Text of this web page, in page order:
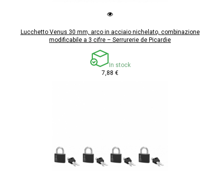
Lucchetto Venus 30 mm, arco in acciaio nichelato, combinazione
modificabile a 3 cifre – Serrurerie de Picardie
In stock
7,88 €